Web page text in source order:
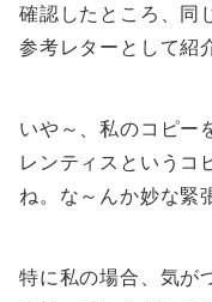
確認したところ、同
参考レターとして紹
いや～、私のコピー
レンティスというコ
ね。な～んか妙な緊
特に私の場合、気が